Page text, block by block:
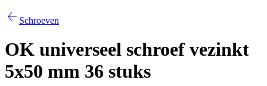
Schroeven
OK universeel schroef vezinkt
5x50 mm 36 stuks